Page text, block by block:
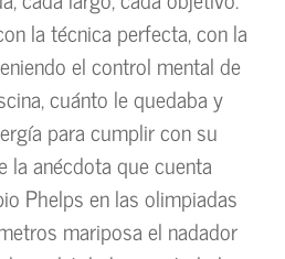
la técnica perfecta, con la
el control mental de
cuánto le quedaba y
para cumplir con su
la anécdota que cuenta
Phelps en las olimpiadas
mariposa el nadador